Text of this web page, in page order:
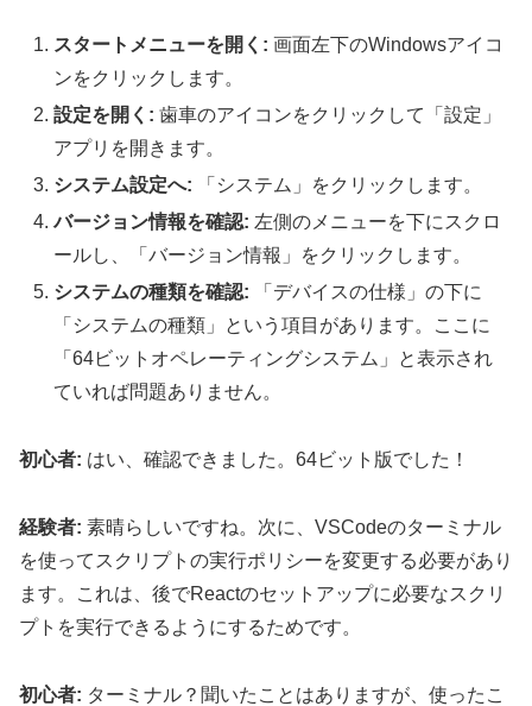
スタートメニューを開く: 画面左下のWindowsアイコ
ンをクリックします。
設定を開く: 歯車のアイコンをクリックして「設定」
アプリを開きます。
システム設定へ: 「システム」をクリックします。
バージョン情報を確認: 左側のメニューを下にスクロ
ールし、「バージョン情報」をクリックします。
システムの種類を確認: 「デバイスの仕様」の下に
「システムの種類」という項目があります。ここに
「64ビットオペレーティングシステム」と表示され
ていれば問題ありません。
初心者: はい、確認できました。64ビット版でした！
経験者: 素晴らしいですね。次に、VSCodeのターミナル
を使ってスクリプトの実行ポリシーを変更する必要があり
ます。これは、後でReactのセットアップに必要なスクリ
プトを実行できるようにするためです。
初心者: ターミナル？聞いたことはありますが、使ったこ